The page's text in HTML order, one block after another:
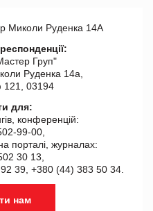
Миколи Руденка 14А
Груп"
Руденка 14а,
121, 03194
для:
конференцій:
99-00,
порталі, журналах:
30 13,
39, +380 (44) 383 50 34.
нам